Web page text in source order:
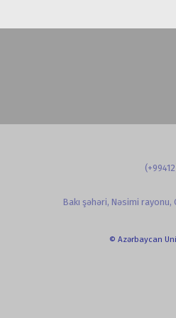
Bakı şəhəri, Nəsimi rayonu,
© Azərbaycan